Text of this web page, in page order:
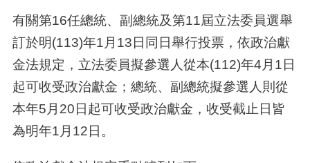
有關第16任總統、副總統及第11屆立法委員選舉
訂於明(113)年1月13日同日舉行投票，依政治獻
金法規定，立法委員擬參選人從本(112)年4月1日
起可收受政治獻金；總統、副總統擬參選人則從
本年5月20日起可收受政治獻金，收受截止日皆
為明年1月12日。